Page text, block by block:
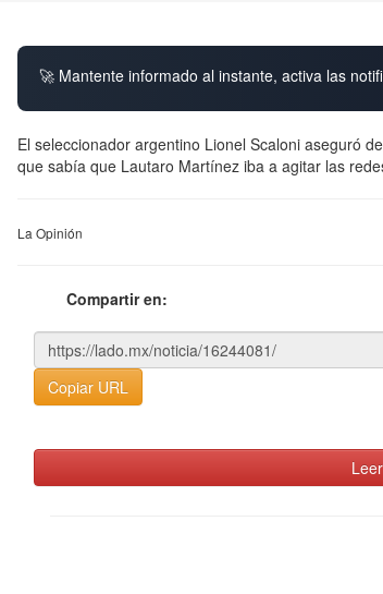
🚀 Mantente informado al instante, activa las
El seleccionador argentino Lionel Scaloni aseguró
que sabía que Lautaro Martínez iba a agitar las
La Opinión
Compartir en:
Copiar URL